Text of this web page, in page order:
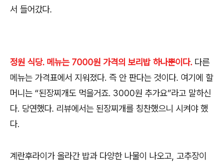
서 들어갔다.
정원 식당. 메뉴는 7000원 가격의 보리밥 하나뿐이다. 다른
메뉴는 가격표에서 지워졌다. 즉 안 판다는 것이다. 여기에 할
머니는 “된장찌개도 먹을거죠. 3000원 추가요”라고 말하신
다. 당연했다. 리뷰에서는 된장찌개를 칭찬했으니 시켜야 했
다.
계란후라이가 올라간 밥과 다양한 나물이 나오고 고추장이